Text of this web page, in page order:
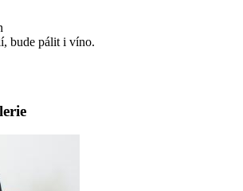
bude pálit i víno.